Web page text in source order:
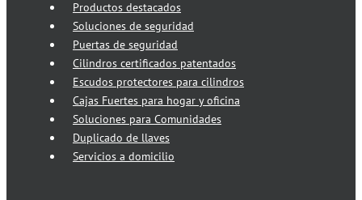
Productos destacados
Soluciones de seguridad
Puertas de seguridad
Cilindros certificados patentados
Escudos protectores para cilindros
Cajas Fuertes para hogar y oficina
Soluciones para Comunidades
Duplicado de llaves
Servicios a domicilio